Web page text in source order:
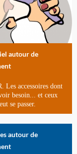
autour de
Les accessoires dont
besoin... et ceux
se passer.
autour de